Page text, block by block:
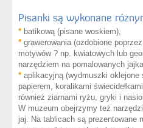
Pisanki są wykonane
* batikową (pisane woskiem),
* grawerowania (ozdobione
motywów ? np. kwiatowych lub
narzędziem na pomalowanych
* aplikacyjną (wydmuszki oklejone
papierem, koralikami
również ziarnami ryżu, gryki i
W muzeum obejrzymy też
jaj. Na tablicach są prezentowane